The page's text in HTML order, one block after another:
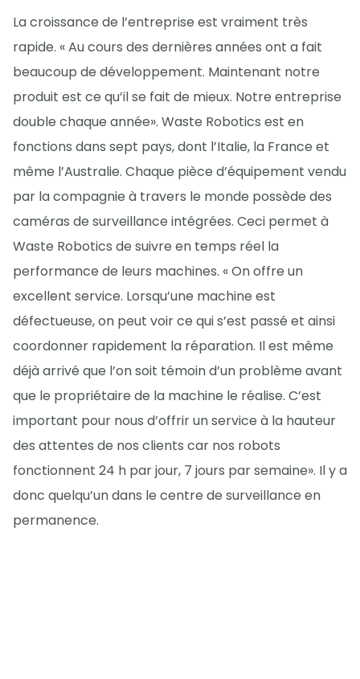
La croissance de l’entreprise est vraiment très
rapide. « Au cours des dernières années ont a fait
beaucoup de développement. Maintenant notre
produit est ce qu’il se fait de mieux. Notre entreprise
double chaque année». Waste Robotics est en
fonctions dans sept pays, dont l’Italie, la France et
même l’Australie. Chaque pièce d’équipement vendu
par la compagnie à travers le monde possède des
caméras de surveillance intégrées. Ceci permet à
Waste Robotics de suivre en temps réel la
performance de leurs machines. « On offre un
excellent service. Lorsqu’une machine est
défectueuse, on peut voir ce qui s’est passé et ainsi
coordonner rapidement la réparation. Il est même
déjà arrivé que l’on soit témoin d’un problème avant
que le propriétaire de la machine le réalise. C’est
important pour nous d’offrir un service à la hauteur
des attentes de nos clients car nos robots
fonctionnent 24 h par jour, 7 jours par semaine». Il y a
donc quelqu’un dans le centre de surveillance en
permanence.